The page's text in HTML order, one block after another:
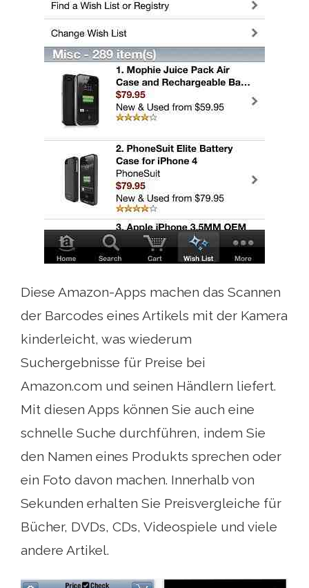
Diese Amazon-Apps machen das Scannen
der Barcodes eines Artikels mit der Kamera
kinderleicht, was wiederum
Suchergebnisse für Preise bei
Amazon.com und seinen Händlern liefert.
Mit diesen Apps können Sie auch eine
schnelle Suche durchführen, indem Sie
den Namen eines Produkts sprechen oder
ein Foto davon machen. Innerhalb von
Sekunden erhalten Sie Preisvergleiche für
Bücher, DVDs, CDs, Videospiele und viele
andere Artikel.